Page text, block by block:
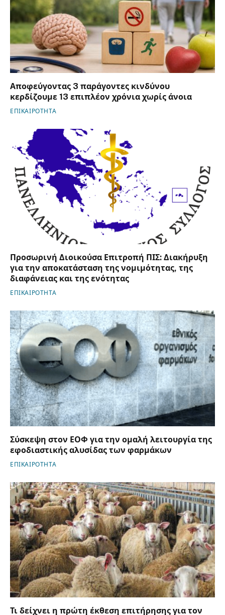
Αποφεύγοντας 3 παράγοντες κινδύνου
κερδίζουμε 13 επιπλέον χρόνια χωρίς άνοια
ΕΠΙΚΑΙΡΟΤΗΤΑ
Προσωρινή Διοικούσα Επιτροπή ΠΙΣ: Διακήρυξη
για την αποκατάσταση της νομιμότητας, της
διαφάνειας και της ενότητας
ΕΠΙΚΑΙΡΟΤΗΤΑ
Σύσκεψη στον ΕΟΦ για την ομαλή λειτουργία της
εφοδιαστικής αλυσίδας των φαρμάκων
ΕΠΙΚΑΙΡΟΤΗΤΑ
Τι δείχνει η πρώτη έκθεση επιτήρησης για τον